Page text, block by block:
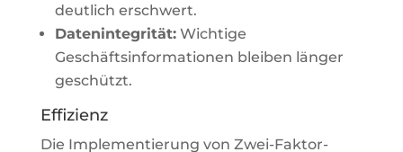
deutlich erschwert.
Datenintegrität:Wichtige
Geschäftsinformationen bleiben länger
geschützt.
Effizienz
Die Implementierung von Zwei-Faktor-